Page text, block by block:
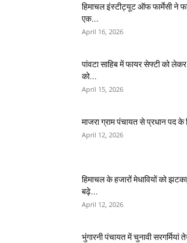
हिमाचल इंस्टीट्यूट ऑफ फार्मेसी ने
एक...
April 16, 2026
पांवटा साहिब में फायर सेफ्टी को लेकर
को...
April 15, 2026
माजरा ग्राम पंचायत से प्रधान पद
April 12, 2026
हिमाचल के हजारों मेधावियों को
बढ़े...
April 12, 2026
भुंगारनी पंचायत में चुनावी